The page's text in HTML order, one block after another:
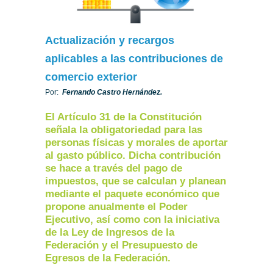
Actualización y recargos
aplicables a las contribuciones de
comercio exterior
Por: Fernando Castro Hernández.
El Artículo 31 de la Constitución
señala la obligatoriedad para las
personas físicas y morales de aportar
al gasto público. Dicha contribución
se hace a través del pago de
impuestos, que se calculan y planean
mediante el paquete económico que
propone anualmente el Poder
Ejecutivo, así como con la iniciativa
de la Ley de Ingresos de la
Federación y el Presupuesto de
Egresos de la Federación.